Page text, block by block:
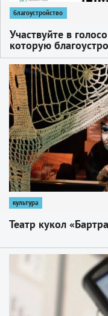
благоустройство
Участвуйте в
которую
1
культура
Театр кукол